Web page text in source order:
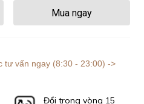
Đổi trong vòng 15
tư vấn ngay (8:30 - 23:00) ->
Mua ngay